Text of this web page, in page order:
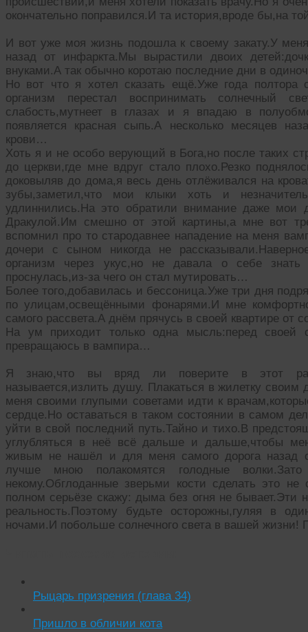
окончательно поправился.И та история,вроде бы,на
И вот уже моя жизнь подошла к своему закату.У
назад от инфаркта.Мы вырастили двоих
внуками.А так обычно коротаю последние дни в
Но вот что я хотел сказать ещё.Уже года полтора
организм перестал воспринимать солнечный
слабость,мутнеет в глазах и я впадаю в
появляется красная сыпь.А несколько месяцев
крови…
Хоть я и не особо верующий в Бога,но после таких
до церкви,где мне вдруг стало плохо.Резко
доковыляв до дома,я весь день отлёживался на
зубы,заметил,что мои клыки хоть и
удлиннились.На это обратили внимание даже мои
Дракулой.Им смешно от этой картины,а мне вот
вспомнил про то стародавнее нападение на меня
дочери с сыном никогда не
организм через укус,но не давала о себе
проснулась,из-за чего он стал мутировать…
Более того,добавилась и бессоница.Уже три дня
по улицам,освещёнными фонарями.И мне
самого рассвета.А днём прячусь в своей квартире от
На ум приходит только одна мысль:перед своей
превращаюсь в вампира…
Я знаю,что вы вряд ли поверите в этот
называется,излить душу. Плакаться в жилетку
меня своими глупыми советами идти к
сердце.Но оставаться в таком состоянии в самом
уйти в свой последний путь.Тайно и тихо.В
углубляться в неё всё дальше и дальше,чтобы
живым не нашёл и для меня самого дорога назад
лучше мною полакомятся голодные
некому.Обглоданные зверьми кости сделать это
полном серьёзе скажу: дыма без огня не бывает.Эти
реальность.Поэтому будьте осторожны,гуляя в
ночами.И побольше солнечного света в вашей жизни!
Рыцарь призрения (глава 34)
Пришло в обличии кота